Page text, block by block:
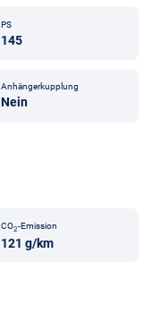
PS
145
Anhängerkupplung
Nein
CO2-Emission
121 g/km